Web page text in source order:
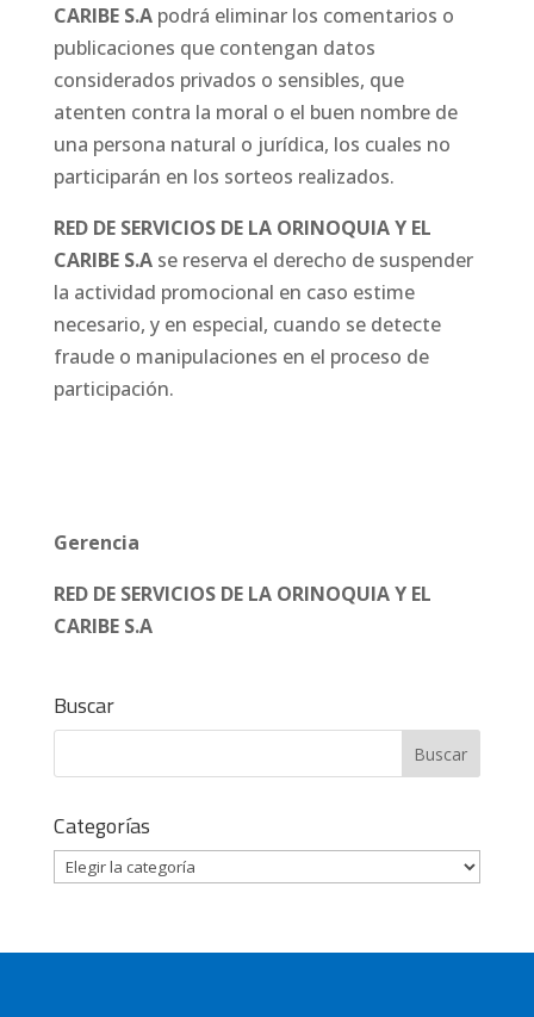
CARIBE S.A podrá eliminar los comentarios o
publicaciones que contengan datos
considerados privados o sensibles, que
atenten contra la moral o el buen nombre de
una persona natural o jurídica, los cuales no
participarán en los sorteos realizados.
RED DE SERVICIOS DE LA ORINOQUIA Y EL
CARIBE S.A se reserva el derecho de suspender
la actividad promocional en caso estime
necesario, y en especial, cuando se detecte
fraude o manipulaciones en el proceso de
participación.
Gerencia
RED DE SERVICIOS DE LA ORINOQUIA Y EL
CARIBE S.A
Buscar
Categorías
Categorías